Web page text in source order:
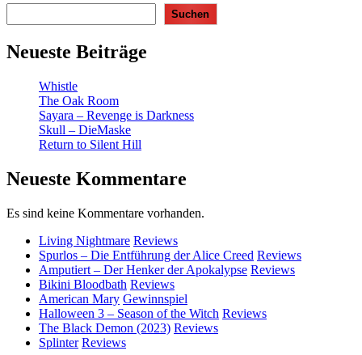
Suchen
Neueste Beiträge
Whistle
The Oak Room
Sayara – Revenge is Darkness
Skull – DieMaske
Return to Silent Hill
Neueste Kommentare
Es sind keine Kommentare vorhanden.
Living Nightmare Reviews
Spurlos – Die Entführung der Alice Creed Reviews
Amputiert – Der Henker der Apokalypse Reviews
Bikini Bloodbath Reviews
American Mary Gewinnspiel
Halloween 3 – Season of the Witch Reviews
The Black Demon (2023) Reviews
Splinter Reviews